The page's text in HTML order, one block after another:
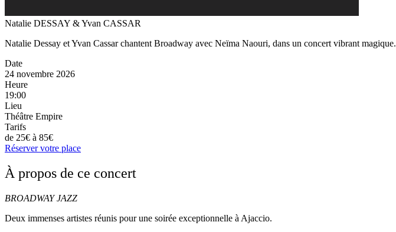
Natalie DESSAY & Yvan CASSAR
Natalie Dessay et Yvan Cassar chantent Broadway avec Neïma Naouri, dans un concert vibrant magique.
Date
24 novembre 2026
Heure
19:00
Lieu
Théâtre Empire
Tarifs
de 25€ à 85€
Réserver votre place
À propos de ce concert
BROADWAY JAZZ
Deux immenses artistes réunis pour une soirée exceptionnelle à Ajaccio.